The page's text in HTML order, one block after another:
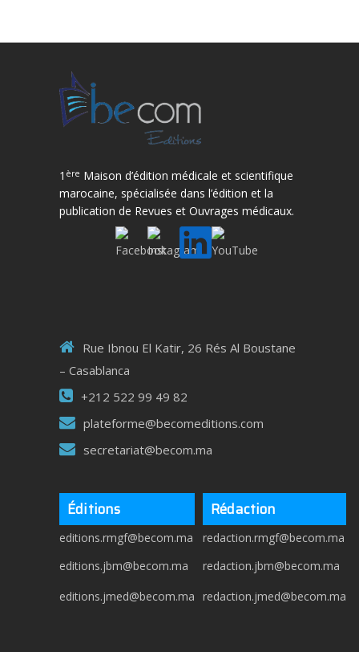
1 ère Maison d’édition médicale et scientifique
marocaine, spécialisée dans l’édition et la
publication de Revues et Ouvrages médicaux.
Rue Ibnou El Katir, 26 Rés Al Boustane
– Casablanca
+212 522 99 49 82
plateforme@becomeditions.com
secretariat@becom.ma
Éditions
editions.rmgf@becom.ma
editions.jbm@becom.ma
editions.jmed@becom.ma
Rédaction
redaction.rmgf@becom.ma
redaction.jbm@becom.ma
redaction.jmed@becom.ma